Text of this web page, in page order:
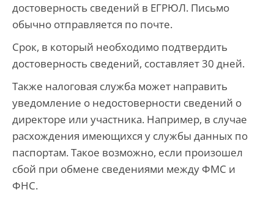
достоверность сведений в ЕГРЮЛ. Письмо
обычно отправляется по почте.
Срок, в который необходимо подтвердить
достоверность сведений, составляет 30 дней.
Также налоговая служба может направить
уведомление о недостоверности сведений о
директоре или участника. Например, в случае
расхождения имеющихся у службы данных по
паспортам. Такое возможно, если произошел
сбой при обмене сведениями между ФМС и
ФНС.